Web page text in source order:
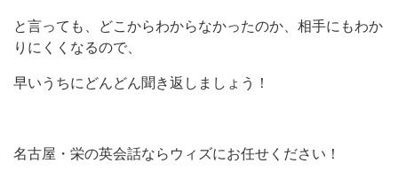
と言っても、どこからわからなかったのか、相手にもわか
りにくくなるので、
早いうちにどんどん聞き返しましょう！
名古屋・栄の英会話ならウィズにお任せください！